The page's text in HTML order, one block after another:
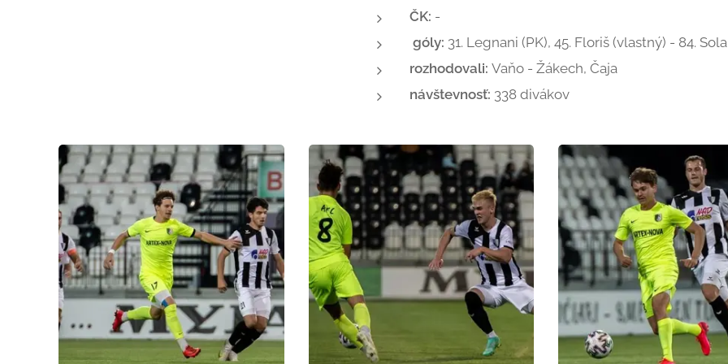
ČK: -
góly: 31. Legnani (PK), 45. Floriš (vlastný) - 84.
rozhodovali: Vaňo - Žákech, Čaja
návštevnosť: 338 divákov